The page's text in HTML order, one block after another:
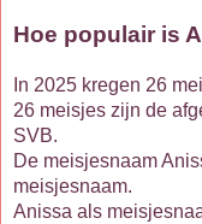
Hoe populair is
In 2025 kregen 26
26 meisjes zijn de
SVB.
De meisjesnaam
meisjesnaam.
Anissa als